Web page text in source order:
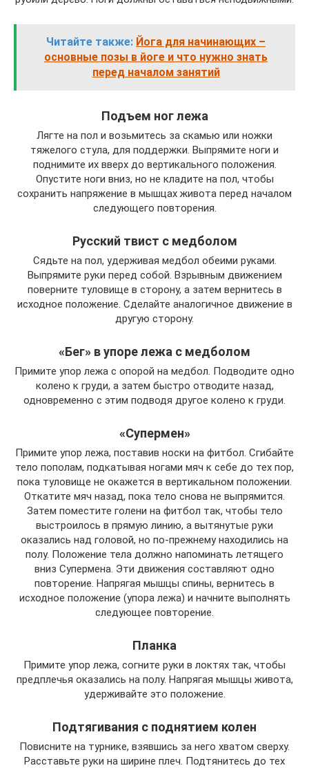
Читайте также: Йога для начинающих –
основные позы в йоге и что нужно знать
перед началом занятий
Подъем ног лежа
Лягте на пол и возьмитесь за скамью или ножки
тяжелого стула, для поддержки. Выпрямите ноги и
поднимите их вверх до вертикального положения.
Опустите ноги вниз, но не кладите на пол, чтобы
сохранить напряжение в мышцах живота перед началом
следующего повторения.
Русский твист с медболом
Сядьте на пол, удерживая медбол обеими руками.
Выпрямите руки перед собой. Взрывным движением
поверните туловище в сторону, а затем вернитесь в
исходное положение. Сделайте аналогичное движение в
другую сторону.
«Бег» в упоре лежа с медболом
Примите упор лежа с опорой на медбол. Подводите одно
колено к груди, а затем быстро отводите назад,
одновременно с этим подводя другое колено к груди.
«Супермен»
Примите упор лежа, поставив носки на фитбол. Сгибайте
тело пополам, подкатывая ногами мяч к себе до тех пор,
пока туловище не окажется в вертикальном положении.
Откатите мяч назад, пока тело снова не выпрямится.
Затем поместите голени на фитбол так, чтобы тело
выстроилось в прямую линию, а вытянутые руки
оказались над головой, но по-прежнему находились на
полу. Положение тела должно напоминать летящего
вниз Супермена. Эти движения составляют одно
повторение. Напрягая мышцы спины, вернитесь в
исходное положение (упора лежа) и начните выполнять
следующее повторение.
Планка
Примите упор лежа, согните руки в локтях так, чтобы
предплечья оказались на полу. Напрягая мышцы живота,
удерживайте это положение.
Подтягивания с поднятием колен
Повисните на турнике, взявшись за него хватом сверху.
Расставьте руки на ширине плеч. Подтянитесь до тех